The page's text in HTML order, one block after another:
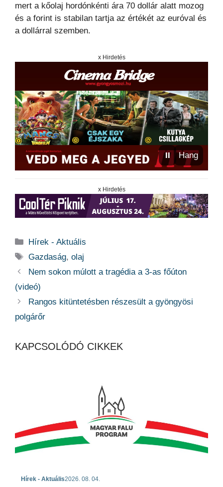
mert a kőolaj hordónkénti ára 70 dollár alatt mozog
és a forint is stabilan tartja az értékét az euróval és
a dollárral szemben.
x Hirdetés
⏸ Hang
x Hirdetés
Kategória
Hírek - Aktuális
Címkék
Gazdaság,olaj
Nem sokon múlott a tragédia a 3-as főúton
(videó)
Rangos kitüntetésben részesült a gyöngyösi
polgárőr
KAPCSOLÓDÓ CIKKEK
Hírek - Aktuális2026. 08. 04.